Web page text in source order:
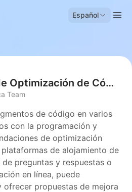
Español
Asistente de Optimización de Código
Team
de código en varios
con la programación y
de optimización
de alojamiento de
preguntas y respuestas o
en línea, puede
propuestas de mejora